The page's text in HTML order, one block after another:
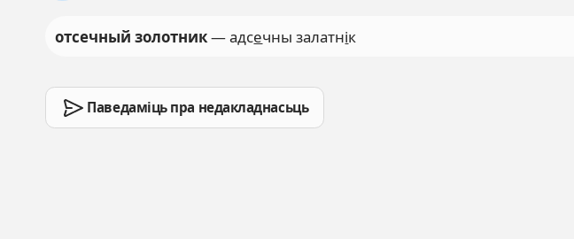
отсечный золотник— адсечны залатнік
Паведаміць пра недакладнасьць